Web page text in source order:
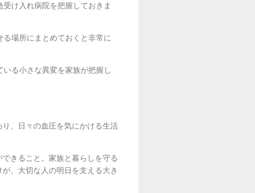
け入れ病院を把握しておきま
場所にまとめておくと非常に
る小さな異変を家族が把握し
、日々の血圧を気にかける生活
きること。家族と暮らしを守る
、大切な人の明日を支える大き